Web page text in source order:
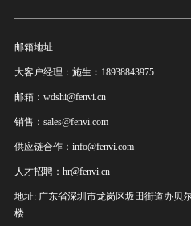
邮箱地址
大客户经理：施生：18938843975
邮箱：wdshi@fenvi.cn
销售：sales@fenvi.com
供应链合作：info@fenvi.com
人才招聘：hr@fenvi.cn
地址: 广东省深圳市龙岗区坂田街道办贝
楼